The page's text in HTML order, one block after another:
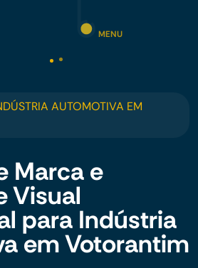
MENU
AUTOMOTIVA EM
Marca e
Visual
para Indústria
em Votorantim